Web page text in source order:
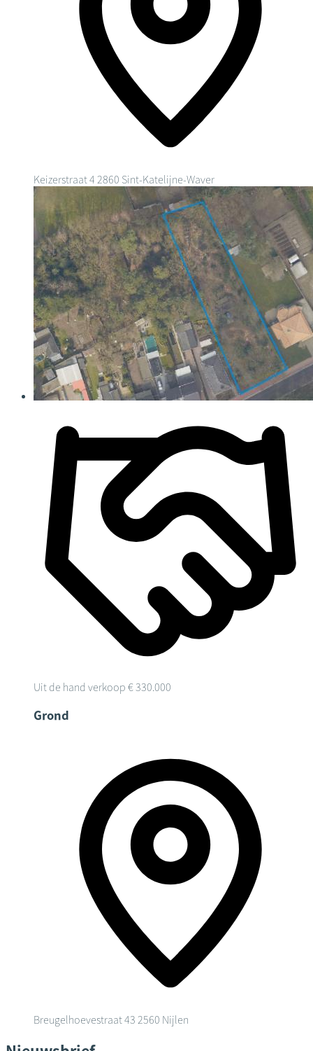
Keizerstraat 4 2860 Sint-Katelijne-Waver
Uit de hand verkoop € 330.000
Grond
Breugelhoevestraat 43 2560 Nijlen